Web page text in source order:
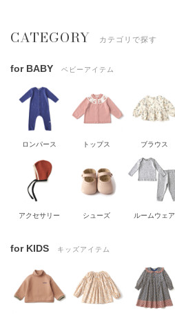
CATEGORY カテゴリで探す
for BABY ベビーアイテム
ロンパース トップス ブラウス
アクセサリー シューズ ルームウェア
for KIDS キッズアイテム